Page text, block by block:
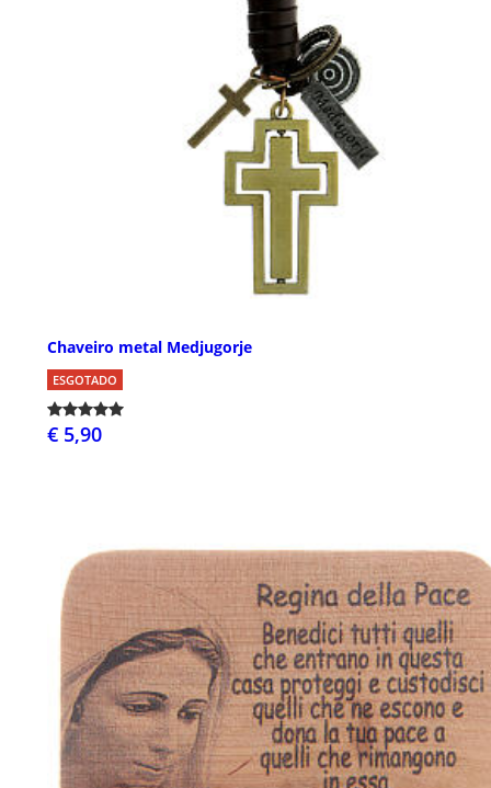
Chaveiro metal Medjugorje
ESGOTADO
€ 5,90